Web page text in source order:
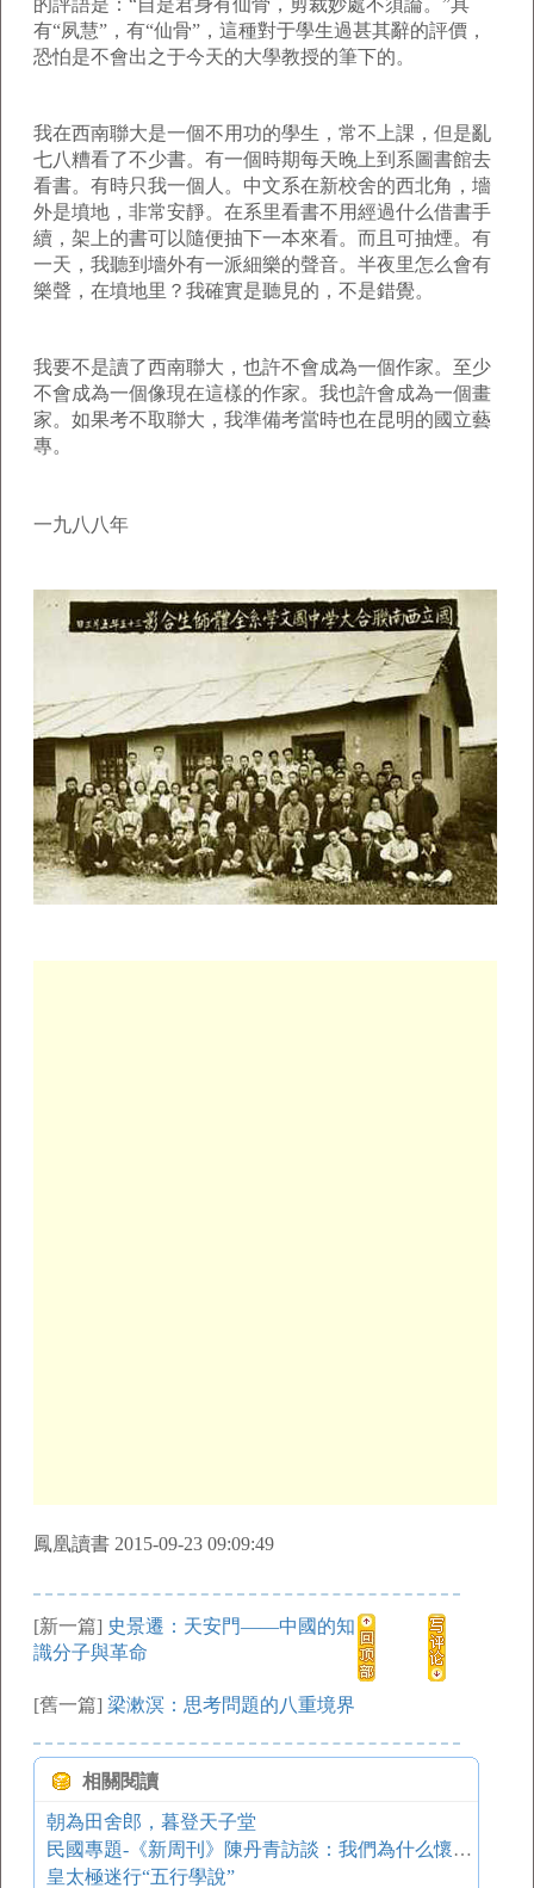
有“夙慧”，有“仙骨”，這種對于學生過甚其辭的評價，
恐怕是不會出之于今天的大學教授的筆下的。
我在西南聯大是一個不用功的學生，常不上課，但是亂
七八糟看了不少書。有一個時期每天晚上到系圖書館去
看書。有時只我一個人。中文系在新校舍的西北角，墻
外是墳地，非常安靜。在系里看書不用經過什么借書手
續，架上的書可以隨便抽下一本來看。而且可抽煙。有
一天，我聽到墻外有一派細樂的聲音。半夜里怎么會有
樂聲，在墳地里？我確實是聽見的，不是錯覺。
我要不是讀了西南聯大，也許不會成為一個作家。至少
不會成為一個像現在這樣的作家。我也許會成為一個畫
家。如果考不取聯大，我準備考當時也在昆明的國立藝
專。
一九八八年
鳳凰讀書 2015-09-23 09:09:49
[新一篇] 史景遷：天安門——中國的知
識分子與革命
[舊一篇] 梁漱溟：思考問題的八重境界
相關閱讀
朝為田舍郎，暮登天子堂
民國專題-《新周刊》陳丹青訪談：我們為什么懷念民國
皇太極迷行“五行學說”